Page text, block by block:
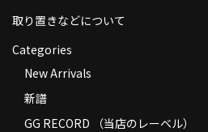
特定商取引法に基づく表示
Contact
取り置きなどについて
Categories
New Arrivals
新譜
GG RECORD （当店のレーベル）